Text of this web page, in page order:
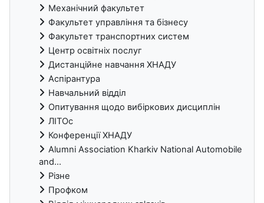
Механічний факультет
Факультет управління та бізнесу
Факультет транспортних систем
Центр освітніх послуг
Дистанційне навчання ХНАДУ
Аспірантура
Навчальний відділ
Опитування щодо вибіркових дисциплін
ЛІТОс
Конференції ХНАДУ
Alumni Association Kharkiv National Automobile
and...
Різне
Профком